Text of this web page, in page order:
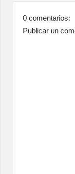
0 comentarios:
Publicar un